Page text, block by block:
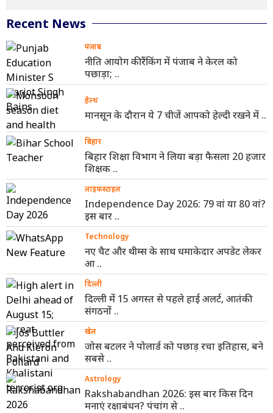
Recent News
पंजाब
नीति आयोग की रैंकिंग में पंजाब ने केरल को
पछाड़ा; ..
हेल्थ
मानसून के दौरान ये 7 चीजें आपको हेल्दी रखने में ..
बिहार
बिहार शिक्षा विभाग ने लिया बड़ा फैसला 20 हजार
शिक्षक ..
लाइफस्टाइल
Independence Day 2026: 79 वां या 80 वां?
इस बार ..
Technology
नए चैट और थीम्स के साथ धमाकेदार अपडेट लेकर
आ ..
दिल्ली
दिल्ली में 15 अगस्त से पहले हाई अलर्ट, आतंकी
संगठनों ..
खेल
जोस बटलर ने पोलार्ड को पछाड़ रचा इतिहास, बने
सबसे ..
Astrology
Rakshabandhan 2026: इस बार किस दिन
मनाएं रक्षाबंधन? पंचांग से ..